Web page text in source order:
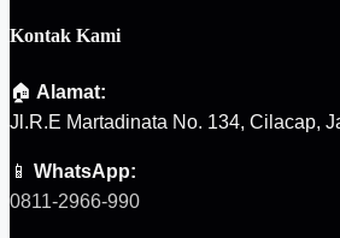
Kontak Kami
🏠 Alamat:
Jl.R.E Martadinata No. 134, Cilacap,
📱 WhatsApp:
0811-2966-990